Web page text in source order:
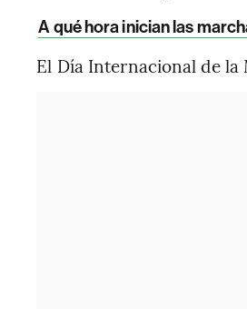
A qué hora inician las
El Día Internacional de la